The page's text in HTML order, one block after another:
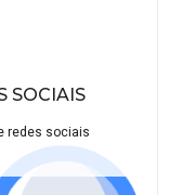
SOCIAIS
redes sociais